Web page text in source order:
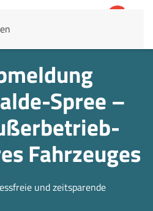
Spree –
Fahrzeuges
und zeitsparende